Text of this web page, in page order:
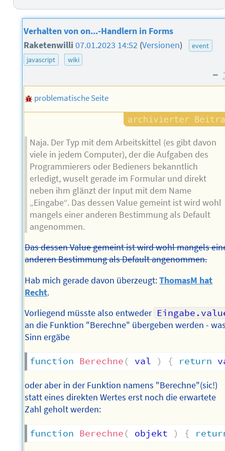
Verhalten von on...-Handlern in Forms
Raketenwilli 07.01.2023 14:52 (Versionen)
event
javascript
wiki
–
problematische Seite
Naja. Der Typ mit dem Arbeitskittel (es gibt davon
viele in jedem Computer), der die Aufgaben des
Programmierers oder Bedieners bekanntlich
erledigt, wuselt gerade im Formular und direkt
neben ihm glänzt der Input mit dem Name
„Eingabe“. Das dessen Value gemeint ist wird wohl
mangels einer anderen Bestimmung als Default
angenommen.
Das dessen Value gemeint ist wird wohl mangels
anderen Bestimmung als Default angenommen.
Hab mich gerade davon überzeugt:ThomasM hat
Recht.
Vorliegend müsste also entweder
an die Funktion "Berechne" übergeben werden -
Sinn ergäbe
function Berechne ( val ) { return
oder aber in der Funktion namens "Berechne"(sic!)
statt eines direkten Wertes erst noch die erwartete
Zahl geholt werden:
function Berechne ( objekt ) {